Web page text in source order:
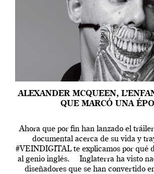
ALEXANDER MCQUEEN,
QUE MARCÓ UNA
Ahora que por fin han lanzado el
documental acerca de su vida y
#VEINDIGITAL te explicamos por qué
al genio inglés. Inglaterra ha visto
diseñadores que se han convertido